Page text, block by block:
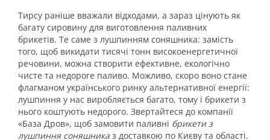
Тирсу раніше вважали відходами, а зараз цінують як
багату сировину для виготовлення паливних
брикетів. Те саме з лушпинням соняшника: замість
того, щоб викидати тисячі тонн високоенергетичної
речовини, можна створити ефективне, екологічно
чисте та недороге паливо. Можливо, скоро воно стане
флагманом українського ринку альтернативної енергії:
лушпиння у нас виробляється багато, тому і брикети з
нього коштують недорого. Звертайтеся до компанії
«База Дров», щоб замовити паливні брикети з
лушпиння соняшника з доставкою по Києву та області.